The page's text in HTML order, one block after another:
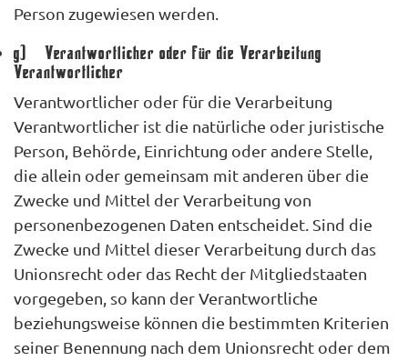
Person zugewiesen werden.
g) Verantwortlicher oder für die Verarbeitung
Verantwortlicher
Verantwortlicher oder für die Verarbeitung
Verantwortlicher ist die natürliche oder juristische
Person, Behörde, Einrichtung oder andere Stelle,
die allein oder gemeinsam mit anderen über die
Zwecke und Mittel der Verarbeitung von
personenbezogenen Daten entscheidet. Sind die
Zwecke und Mittel dieser Verarbeitung durch das
Unionsrecht oder das Recht der Mitgliedstaaten
vorgegeben, so kann der Verantwortliche
beziehungsweise können die bestimmten Kriterien
seiner Benennung nach dem Unionsrecht oder dem